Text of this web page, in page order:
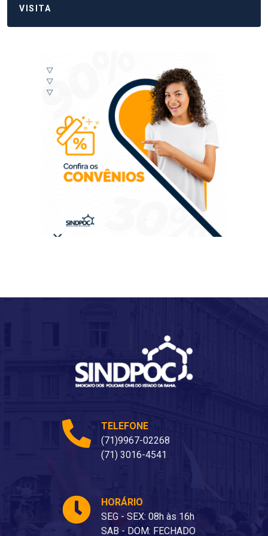
VISITA
TELEFONE
(71)9967-02268
(71) 3016-4541
HORÁRIO
SEG - SEX: 08h às 16h
SAB - DOM: FECHADO